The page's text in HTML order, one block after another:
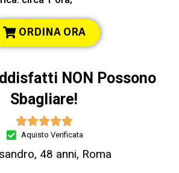
ORDINA ORA
NON Possono
Sbagliare!

Aquisto Verificata
48 anni, Roma